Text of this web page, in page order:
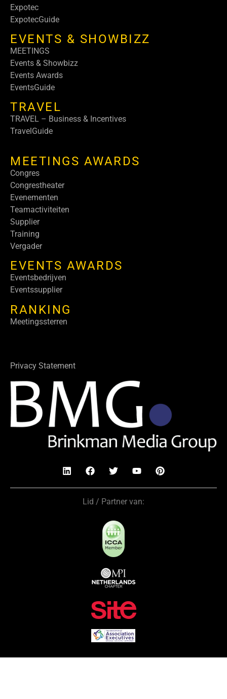
Expotec
ExpotecGuide
EVENTS & SHOWBIZZ
MEETINGS
Events & Showbizz
Events Awards
EventsGuide
TRAVEL
TRAVEL – Business & Incentives
TravelGuide
MEETINGS AWARDS
Congres
Congrestheater
Evenementen
Teamactiviteiten
Supplier
Training
Vergader
EVENTS AWARDS
Eventsbedrijven
Eventssupplier
RANKING
Meetingssterren
Privacy Statement
Lid / Partner van: